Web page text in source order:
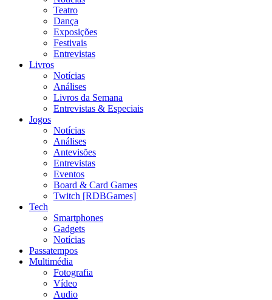
Teatro
Dança
Exposições
Festivais
Entrevistas
Livros
Notícias
Análises
Livros da Semana
Entrevistas & Especiais
Jogos
Notícias
Análises
Antevisões
Entrevistas
Eventos
Board & Card Games
Twitch [RDBGames]
Tech
Smartphones
Gadgets
Notícias
Passatempos
Multimédia
Fotografia
Vídeo
Audio